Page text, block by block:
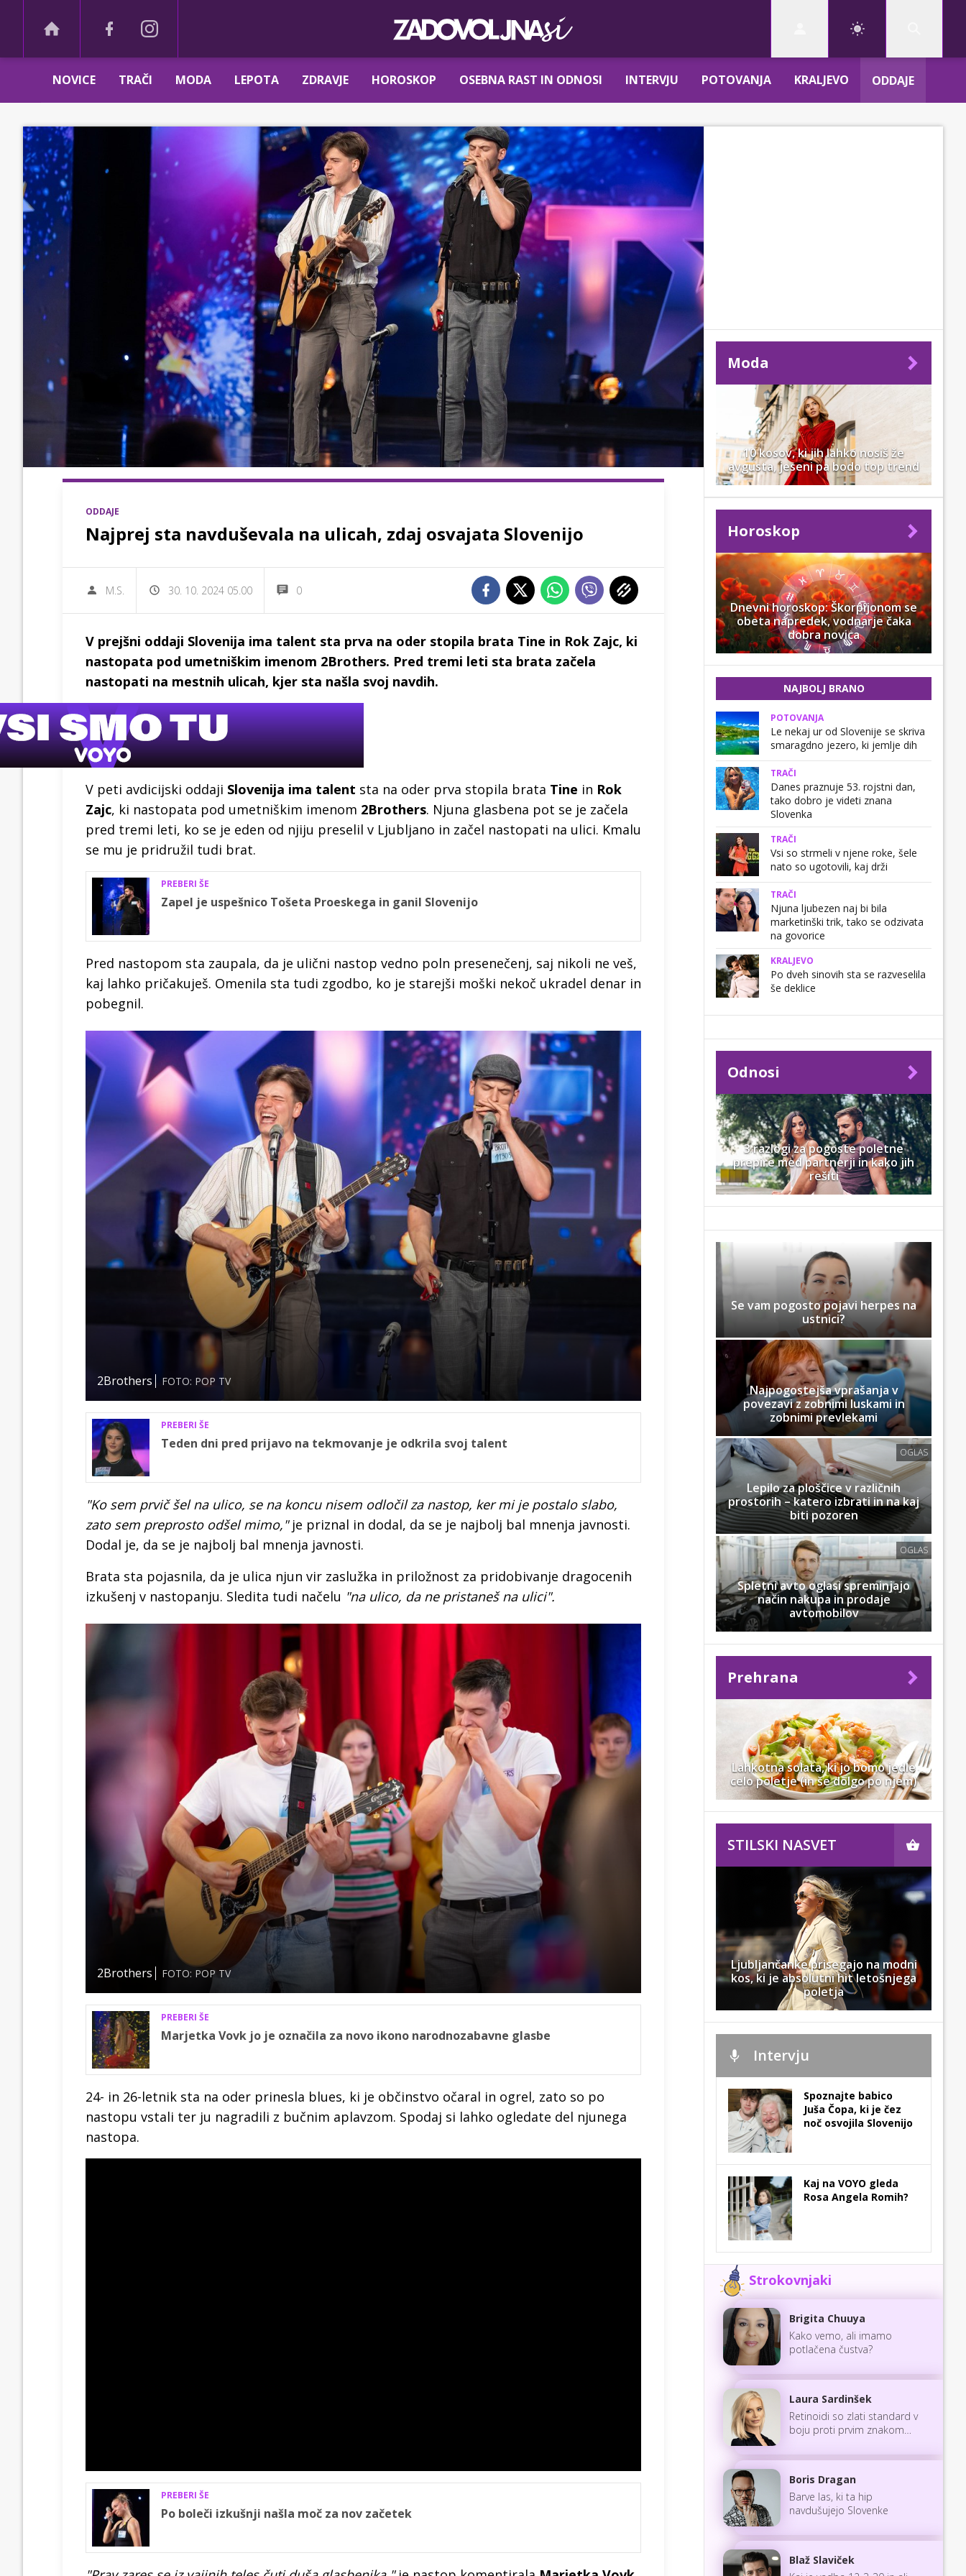
NOVICE TRAČI MODA LEPOTA ZDRAVJE HOROSKOP OSEBNA RAST IN ODNOSI INTERVJU POTOVANJA KRALJEVO ODDAJE
ODDAJE
Najprej sta navduševala na ulicah, zdaj osvajata Slovenijo
M.S. 30. 10. 2024 05.00 0
V prejšni oddaji Slovenija ima talent sta prva na oder stopila brata Tine in Rok Zajc, ki
nastopata pod umetniškim imenom 2Brothers. Pred tremi leti sta brata začela
nastopati na mestnih ulicah, kjer sta našla svoj navdih.
V peti avdicijski oddaji Slovenija ima talent sta na oder prva stopila brata Tine in Rok
Zajc, ki nastopata pod umetniškim imenom 2Brothers. Njuna glasbena pot se je začela
pred tremi leti, ko se je eden od njiju preselil v Ljubljano in začel nastopati na ulici. Kmalu
se mu je pridružil tudi brat.
PREBERI ŠE
Zapel je uspešnico Tošeta Proeskega in ganil Slovenijo
Pred nastopom sta zaupala, da je ulični nastop vedno poln presenečenj, saj nikoli ne veš,
kaj lahko pričakuješ. Omenila sta tudi zgodbo, ko je starejši moški nekoč ukradel denar in
pobegnil.
2Brothers FOTO: POP TV
PREBERI ŠE
Teden dni pred prijavo na tekmovanje je odkrila svoj talent
"Ko sem prvič šel na ulico, se na koncu nisem odločil za nastop, ker mi je postalo slabo,
zato sem preprosto odšel mimo,"je priznal in dodal, da se je najbolj bal mnenja javnosti.
Dodal je, da se je najbolj bal mnenja javnosti.
Brata sta pojasnila, da je ulica njun vir zaslužka in priložnost za pridobivanje dragocenih
izkušenj v nastopanju. Sledita tudi načelu "na ulico, da ne pristaneš na ulici".
2Brothers FOTO: POP TV
PREBERI ŠE
Marjetka Vovk jo je označila za novo ikono narodnozabavne glasbe
24- in 26-letnik sta na oder prinesla blues, ki je občinstvo očaral in ogrel, zato so po
nastopu vstali ter ju nagradili z bučnim aplavzom. Spodaj si lahko ogledate del njunega
nastopa.
PREBERI ŠE
Po boleči izkušnji našla moč za nov začetek
Moda
10 kosov, ki jih lahko nosiš že
avgusta, jeseni pa bodo top trend
Horoskop
Dnevni horoskop: Škorpijonom se
obeta napredek, vodnarje čaka
dobra novica
NAJBOLJ BRANO
POTOVANJA
Le nekaj ur od Slovenije se skriva
smaragdno jezero, ki jemlje dih
TRAČI
Danes praznuje 53. rojstni dan,
tako dobro je videti znana
Slovenka
TRAČI
Vsi so strmeli v njene roke, šele
nato so ugotovili, kaj drži
TRAČI
Njuna ljubezen naj bi bila
marketinški trik, tako se odzivata
na govorice
KRALJEVO
Po dveh sinovih sta se razveselila
še deklice
Odnosi
3 razlogi za pogoste poletne
prepire med partnerji in kako jih
rešiti
Se vam pogosto pojavi herpes na
ustnici?
Najpogostejša vprašanja v
povezavi z zobnimi luskami in
zobnimi prevlekami
OGLAS
Lepilo za ploščice v različnih
prostorih – katero izbrati in na kaj
biti pozoren
OGLAS
Spletni avto oglasi spreminjajo
način nakupa in prodaje
avtomobilov
Prehrana
Lahkotna solata, ki jo bomo jedle
celo poletje (in še dolgo po njem)
STILSKI NASVET
Ljubljančanke prisegajo na modni
kos, ki je absolutni hit letošnjega
poletja
Intervju
Spoznajte babico
Juša Čopa, ki je čez
noč osvojila Slovenijo
Kaj na VOYO gleda
Rosa Angela Romih?
Strokovnjaki
Brigita Chuuya
Kako vemo, ali imamo
potlačena čustva?
Laura Sardinšek
Retinoidi so zlati standard v
boju proti prvim znakom
Boris Dragan
Barve las, ki ta hip
navdušujejo Slovenke
Blaž Slaviček